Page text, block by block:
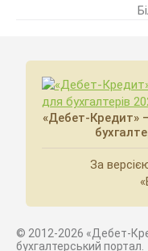
«Дебет-Кредит»
За
© 2012-2026 «Дебет-
бухгалтерський портал.